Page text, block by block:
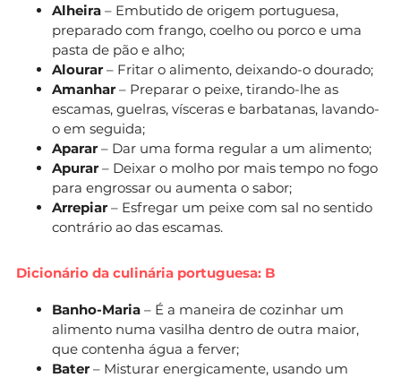
Alheira – Embutido de origem portuguesa,
preparado com frango, coelho ou porco e uma
pasta de pão e alho;
Alourar – Fritar o alimento, deixando-o dourado;
Amanhar – Preparar o peixe, tirando-lhe as
escamas, guelras, vísceras e barbatanas, lavando-
o em seguida;
Aparar – Dar uma forma regular a um alimento;
Apurar – Deixar o molho por mais tempo no fogo
para engrossar ou aumenta o sabor;
Arrepiar – Esfregar um peixe com sal no sentido
contrário ao das escamas.
Dicionário da culinária portuguesa: B
Banho-Maria – É a maneira de cozinhar um
alimento numa vasilha dentro de outra maior,
que contenha água a ferver;
Bater – Misturar energicamente, usando um